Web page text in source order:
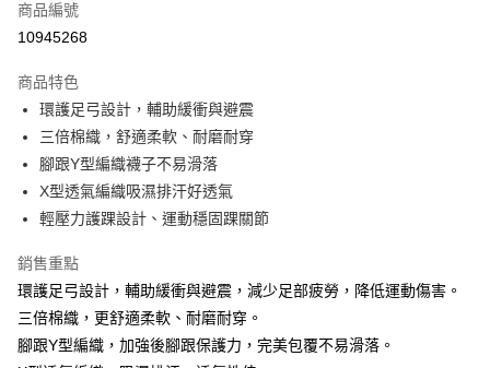
信用卡一次付款
Apple Pay
街口支付
悠遊付
Google Pay
AFTEE先享後付
相關說明
【關於「AFTEE先享後付」】
AFTEE先享後付是「在收到商品之後才付款」的支付方式。 讓您購物簡單
便利好安心！
運送方式
商品編號
10945268
商品特色
環護足弓設計，輔助緩衝與避震
三倍棉織，舒適柔軟、耐磨耐穿
腳跟Y型編織襪子不易滑落
X型透氣編織吸濕排汗好透氣
輕壓力護踝設計、運動穩固踝關節
銷售重點
環護足弓設計，輔助緩衝與避震，減少足部疲勞，降低運動傷害。
三倍棉織，更舒適柔軟、耐磨耐穿。
腳跟Y型編織，加強後腳跟保護力，完美包覆不易滑落。